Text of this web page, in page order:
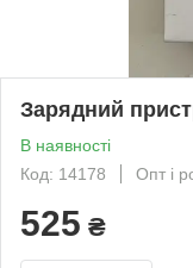
Зарядний
В наявності
Код: 14178
Опт і
525 ₴